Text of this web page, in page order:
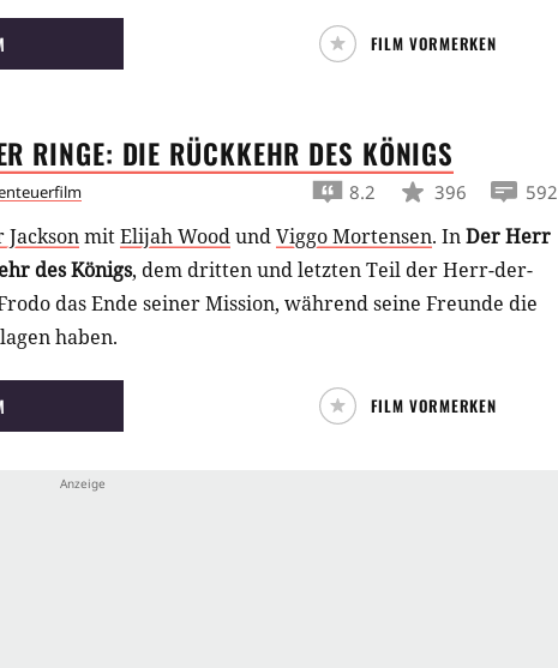
FILM VORMERKEN
RINGE: DIE RÜCKKEHR DES KÖNIGS
8.2 396 592
JacksonmitElijah WoodundViggo Mortensen. InDer Herr
des Königs, dem dritten und letzten Teil der Herr-der-
das Ende seiner Mission, während seine Freunde die
haben.
FILM VORMERKEN